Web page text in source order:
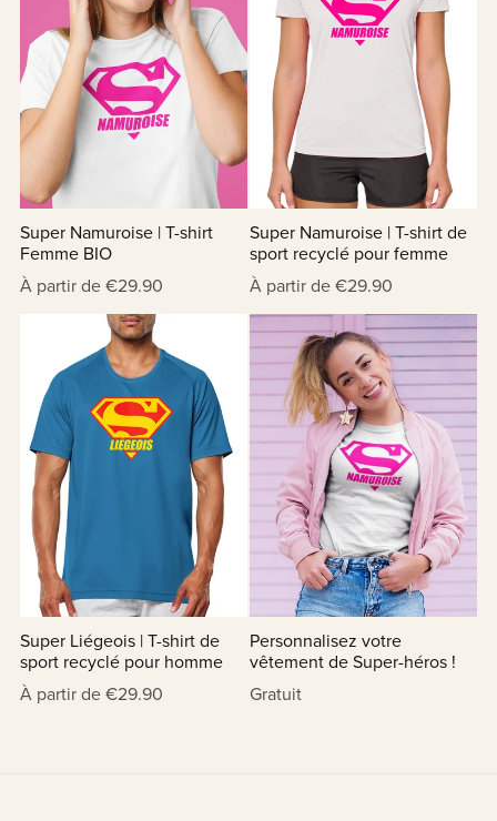
Super Namuroise | T-shirt
Femme BIO
À partir de €29.90
Super Namuroise | T-shirt de
sport recyclé pour femme
À partir de €29.90
Super Liégeois | T-shirt de
sport recyclé pour homme
À partir de €29.90
Personnalisez votre
vêtement de Super-héros !
Gratuit